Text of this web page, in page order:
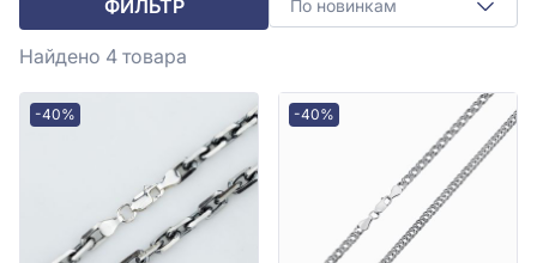
ФИЛЬТР По новинкам
Найдено 4 товара
-40% -40%